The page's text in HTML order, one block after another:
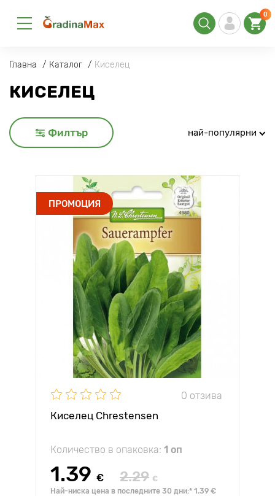
0
Главна Каталог Киселец
КИСЕЛЕЦ
Филтър най-популярни
ПРОМОЦИЯ
0 отзива
Киселец Chrestensen
Количество в опаковка: 1 оп
1.39 € 2.29 €
Най-ниска цена в последните 30 дни:* 1.39 €